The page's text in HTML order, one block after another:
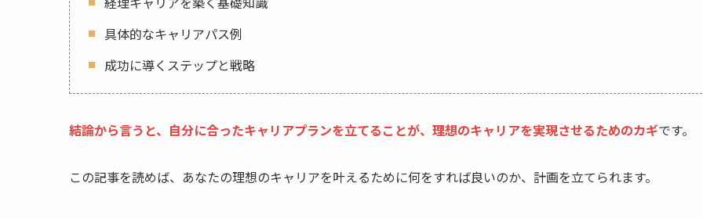
具体的なキャリアパス例
成功に導くステップと戦略
結論から言うと、自分に合ったキャリアプランを立てることが、 理想のキャリアを実現させるためのカギです。
この記事を読めば、あなたの理想のキャリアを叶えるために何をすれば良いのか、計画を立てられます。